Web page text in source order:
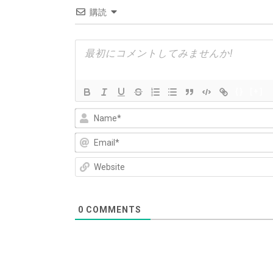
購読
0 COMMENTS